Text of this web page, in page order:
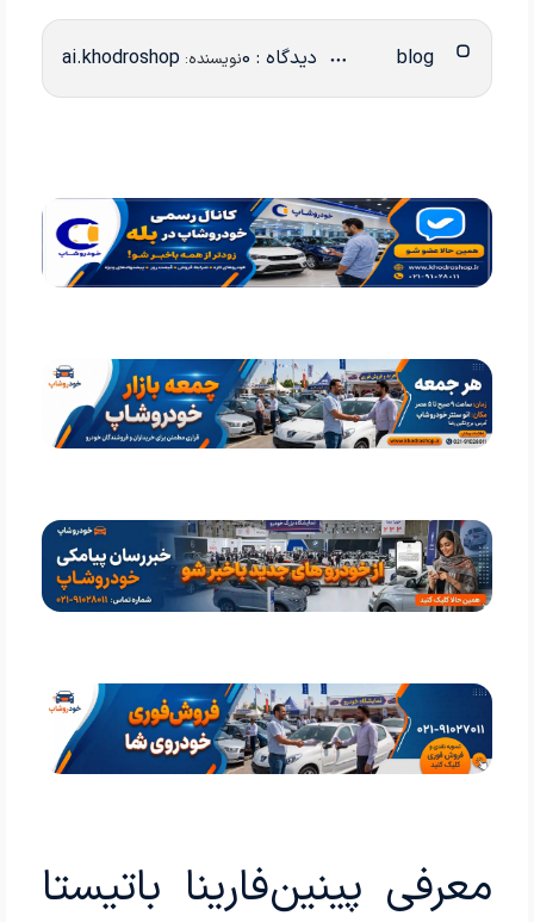
دیدگاه : 0 نویسنده:ai.khodroshop
معرفی پینین‌فارینا باتیستا